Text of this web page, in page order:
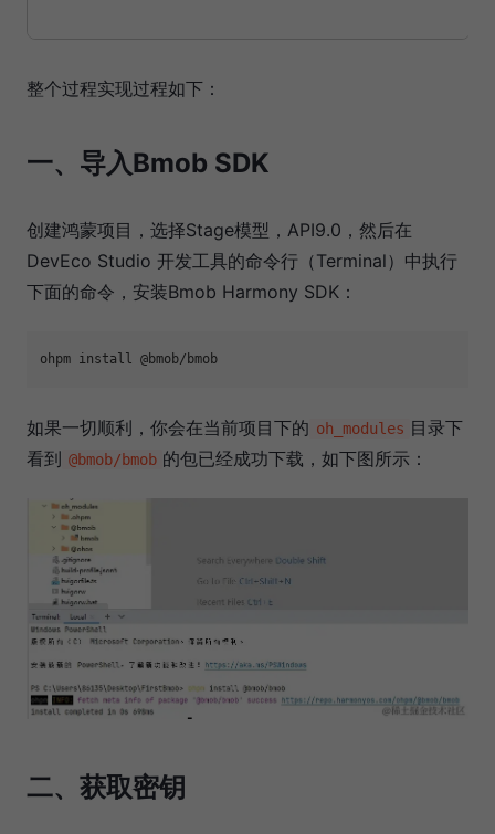
整个过程实现过程如下：
一、导入Bmob SDK
创建鸿蒙项目，选择Stage模型，API9.0，然后在
DevEco Studio 开发工具的命令行（Terminal）中执行
下面的命令，安装Bmob Harmony SDK：
如果一切顺利，你会在当前项目下的 oh_modules 目录下
看到
@bmob/bmob 的包已经成功下载，如下图所示：
二、获取密钥